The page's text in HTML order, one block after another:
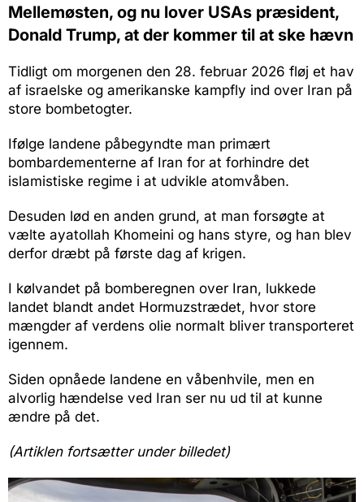
Mellemøsten, og nu lover USAs præsident,
Donald Trump, at der kommer til at ske hævn
Tidligt om morgenen den 28. februar 2026 fløj et hav
af israelske og amerikanske kampfly ind over Iran på
store bombetogter.
Ifølge landene påbegyndte man primært
bombardementerne af Iran for at forhindre det
islamistiske regime i at udvikle atomvåben.
Desuden lød en anden grund, at man forsøgte at
vælte ayatollah Khomeini og hans styre, og han blev
derfor dræbt på første dag af krigen.
I kølvandet på bomberegnen over Iran, lukkede
landet blandt andet Hormuzstrædet, hvor store
mængder af verdens olie normalt bliver transporteret
igennem.
Siden opnåede landene en våbenhvile, men en
alvorlig hændelse ved Iran ser nu ud til at kunne
ændre på det.
(Artiklen fortsætter under billedet)